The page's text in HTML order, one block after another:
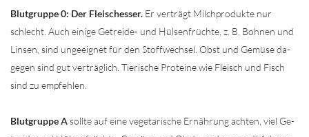
Blut­grup­pe 0: Der Fleisch­es­ser. Er ver­trägt Milch­pro­duk­te nur
schlecht. Auch ei­ni­ge Ge­trei­de-​ und Hül­sen­früch­te, z. B. Boh­nen und
Lin­sen, sind un­ge­eig­net für den Stoff­wech­sel. Obst und Ge­mü­se da­
ge­gen sind gut ver­träg­lich. Tie­ri­sche Pro­tei­ne wie Fleisch und Fisch
sind zu emp­feh­len.
Blut­grup­pe Asoll­te auf eine ve­ge­ta­ri­sche Er­näh­rung ach­ten, viel Ge­